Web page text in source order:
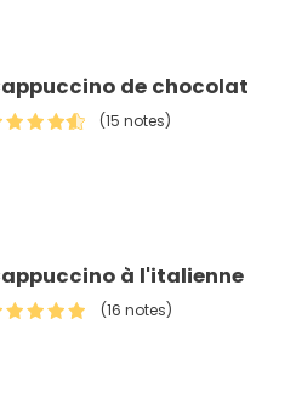
de chocolat
(15 notes)
à l'italienne
(16 notes)